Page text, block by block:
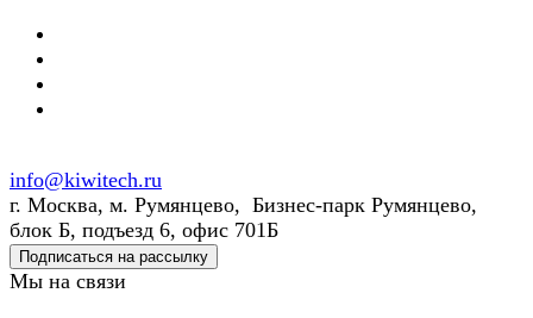
info@kiwitech.ru
г. Москва, м. Румянцево, Бизнес-парк Румянцево,
блок Б, подъезд 6, офис 701Б
Подписаться на рассылку
Мы на связи